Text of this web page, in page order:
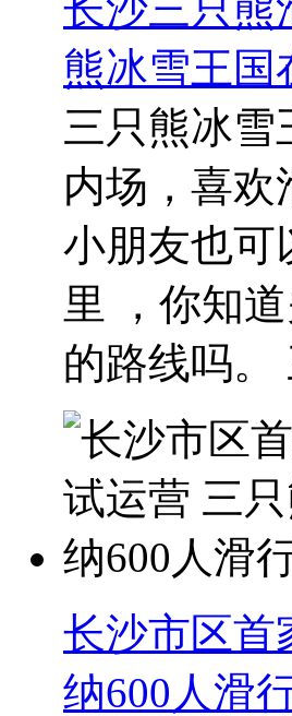
熊冰雪王国
三只熊冰雪
内场，喜欢
小朋友也可
里 ，你知
的路线吗。
长沙市区首
纳600人滑